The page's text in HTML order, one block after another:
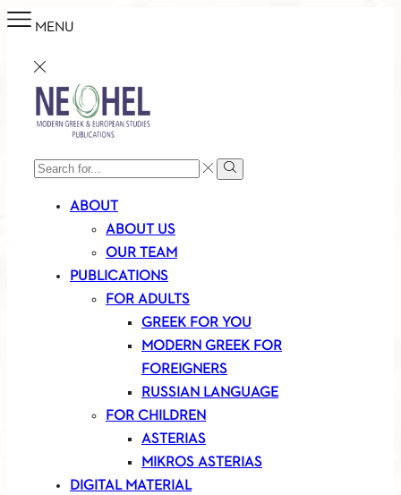
MENU
SEARCH
Search
ABOUT
ABOUT US
OUR TEAM
PUBLICATIONS
FOR ADULTS
GREEK FOR YOU
MODERN GREEK FOR
FOREIGNERS
RUSSIAN LANGUAGE
FOR CHILDREN
ASTERIAS
MIKROS ASTERIAS
DIGITAL MATERIAL